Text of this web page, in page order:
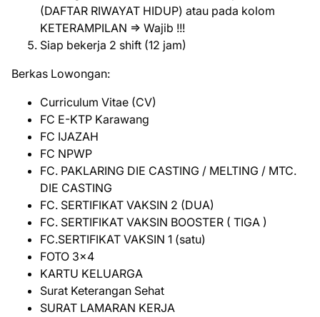
(DAFTAR RIWAYAT HIDUP) atau pada kolom
KETERAMPILAN => Wajib !!!
Siap bekerja 2 shift (12 jam)
Berkas Lowongan:
Curriculum Vitae (CV)
FC E-KTP Karawang
FC IJAZAH
FC NPWP
FC. PAKLARING DIE CASTING / MELTING / MTC.
DIE CASTING
FC. SERTIFIKAT VAKSIN 2 (DUA)
FC. SERTIFIKAT VAKSIN BOOSTER ( TIGA )
FC.SERTIFIKAT VAKSIN 1 (satu)
FOTO 3x4
KARTU KELUARGA
Surat Keterangan Sehat
SURAT LAMARAN KERJA